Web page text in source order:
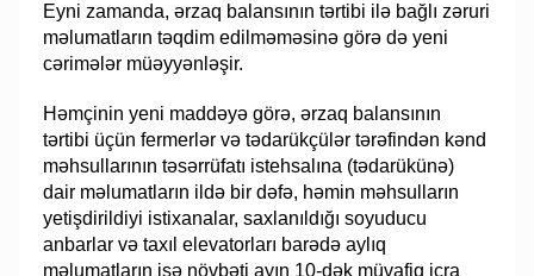
Eyni zamanda, ərzaq balansının tərtibi ilə bağlı zəruri
məlumatların təqdim edilməməsinə görə də yeni
cərimələr müəyyənləşir.
Həmçinin yeni maddəyə görə, ərzaq balansının
tərtibi üçün fermerlər və tədarükçülər tərəfindən kənd
məhsullarının təsərrüfatı istehsalına (tədarükünə)
dair məlumatların ildə bir dəfə, həmin məhsulların
yetişdirildiyi istixanalar, saxlanıldığı soyuducu
anbarlar və taxıl elevatorları barədə aylıq
məlumatların isə növbəti ayın 10-dək müvafiq icra